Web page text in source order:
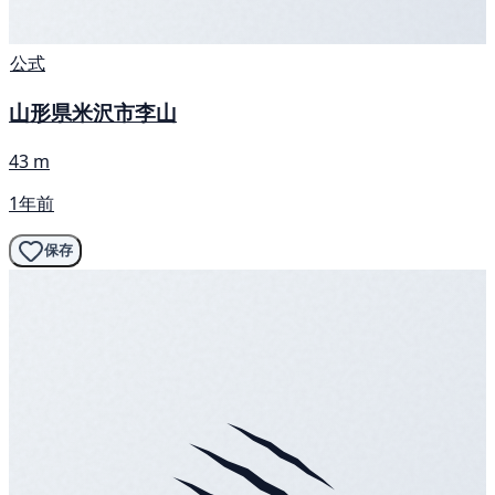
公式
山形県米沢市李山
43 m
1年前
保存